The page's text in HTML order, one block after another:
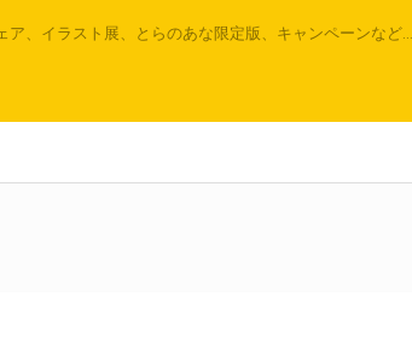
、イラスト展、とらのあな限定版、キャンペーンなど…